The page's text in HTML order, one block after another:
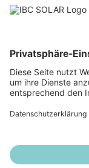
Dann
Unsere
IBC SOLAR